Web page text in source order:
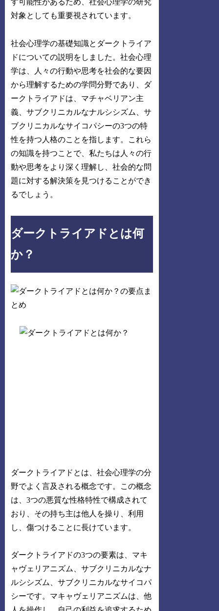
す可能性があるため、社会心理学の研究
対象としても重要視されています。
社会心理学の基礎知識とダークトライア
ドについての説明をしました。社会心理
学は、人々の行動や思考を社会的な要因
から理解するための学問分野であり、ダ
ークトライアドは、マチャベリアン主
義、サブクリニカルなナルシシズム、サ
ブクリニカルなサイコパシーの3つの特
性を持つ人格のことを指します。これら
の知識を持つことで、私たちは人々の行
動や思考をより深く理解し、社会的な問
題に対する解決策を見つけることができ
るでしょう。
ダークトライアドとは何
か？
ダークトライアドとは、社会心理学の分
野でよく言及される概念です。この概念
は、3つの悪質な性格特性で構成されて
おり、その持ち主は他人を操り、利用
し、傷つけることに長けています。
ダークトライアドの3つの要素は、マキ
ャヴェリアニズム、サブクリニカルなナ
ルシシズム、サブクリニカルなサイコパ
シーです。マキャヴェリアニズムは、他